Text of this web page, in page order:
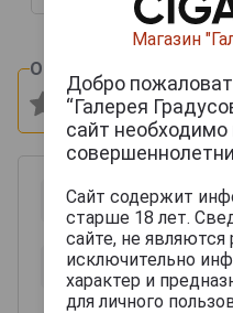
Оцените и напишите
Магазин
Добро
“Галерея
сайт
Сайт содержит
старше 18 лет.
сайте, не являются
исключительно
характер и
для личного